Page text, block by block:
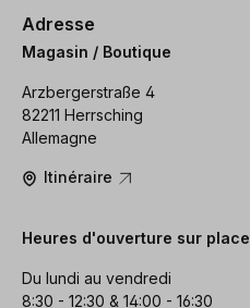
Adresse
Magasin / Boutique
Arzbergerstraße 4
82211 Herrsching
Allemagne
Itinéraire
Heures d'ouverture sur place
Du lundi au vendredi
8:30 - 12:30 & 14:00 - 16:30